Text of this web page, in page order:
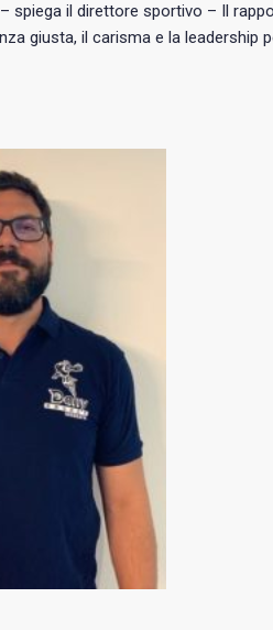
– spiega il direttore sportivo – Il
giusta, il carisma e la leadership